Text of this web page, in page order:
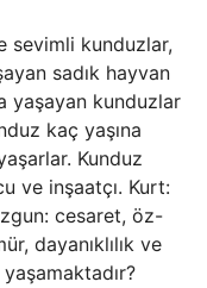
sevimli kunduzlar,
sadık hayvan
yaşayan kunduzlar
kaç yaşına
Kunduz
ve inşaatçı. Kurt:
cesaret, öz-
dayanıklılık ve